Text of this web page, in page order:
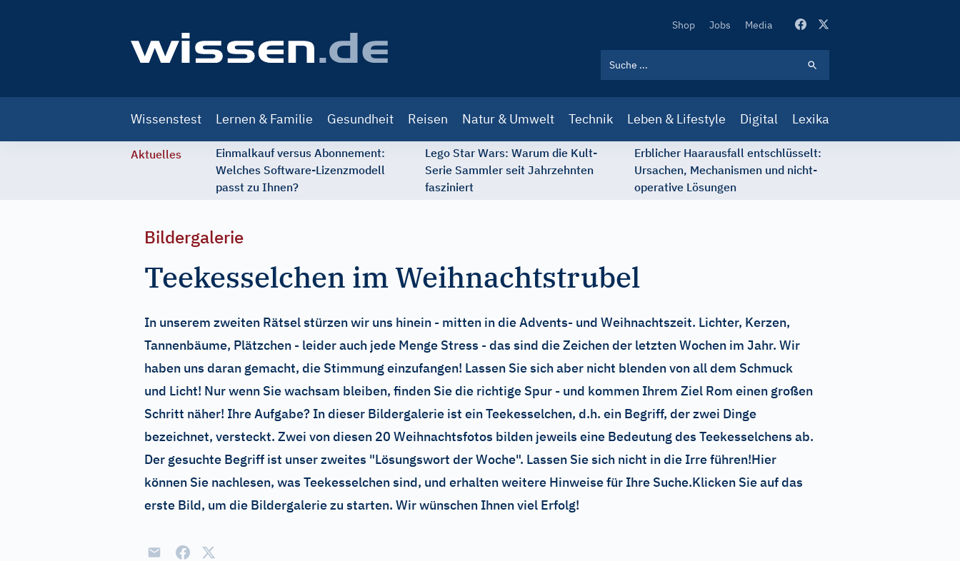
Secondary
Shop Jobs Media
navigation
Wissenstest Lernen & Familie Gesundheit Reisen Natur & Umwelt Technik Leben & Lifestyle Digital Lexika
Aktuelles
Einmalkauf versus Abonnement:
Welches Software-Lizenzmodell
passt zu Ihnen?
Lego Star Wars: Warum die Kult-
Serie Sammler seit Jahrzehnten
fasziniert
Erblicher Haarausfall entschlüsselt:
Ursachen, Mechanismen und nicht-
operative Lösungen
Bildergalerie
Teekesselchen im Weihnachtstrubel
In unserem zweiten Rätsel stürzen wir uns hinein - mitten in die Advents- und Weihnachtszeit. Lichter, Kerzen,
Tannenbäume, Plätzchen - leider auch jede Menge Stress - das sind die Zeichen der letzten Wochen im Jahr. Wir
haben uns daran gemacht, die Stimmung einzufangen! Lassen Sie sich aber nicht blenden von all dem Schmuck
und Licht! Nur wenn Sie wachsam bleiben, finden Sie die richtige Spur - und kommen Ihrem Ziel Rom einen großen
Schritt näher! Ihre Aufgabe? In dieser Bildergalerie ist ein Teekesselchen, d.h. ein Begriff, der zwei Dinge
bezeichnet, versteckt. Zwei von diesen 20 Weihnachtsfotos bilden jeweils eine Bedeutung des Teekesselchens ab.
Der gesuchte Begriff ist unser zweites "Lösungswort der Woche". Lassen Sie sich nicht in die Irre führen!Hier
können Sie nachlesen, was Teekesselchen sind, und erhalten weitere Hinweise für Ihre Suche.Klicken Sie auf das
erste Bild, um die Bildergalerie zu starten. Wir wünschen Ihnen viel Erfolg!